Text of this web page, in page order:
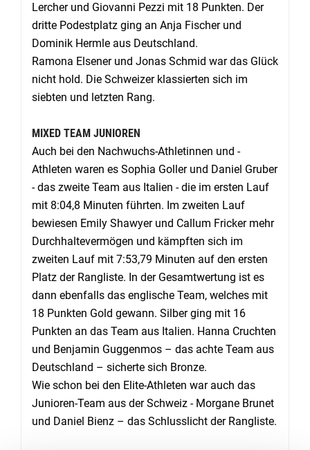
Lercher und Giovanni Pezzi mit 18 Punkten. Der
dritte Podestplatz ging an Anja Fischer und
Dominik Hermle aus Deutschland.
Ramona Elsener und Jonas Schmid war das Glück
nicht hold. Die Schweizer klassierten sich im
siebten und letzten Rang.
MIXED TEAM JUNIOREN
Auch bei den Nachwuchs-Athletinnen und -
Athleten waren es Sophia Goller und Daniel Gruber
- das zweite Team aus Italien - die im ersten Lauf
mit 8:04,8 Minuten führten. Im zweiten Lauf
bewiesen Emily Shawyer und Callum Fricker mehr
Durchhaltevermögen und kämpften sich im
zweiten Lauf mit 7:53,79 Minuten auf den ersten
Platz der Rangliste. In der Gesamtwertung ist es
dann ebenfalls das englische Team, welches mit
18 Punkten Gold gewann. Silber ging mit 16
Punkten an das Team aus Italien. Hanna Cruchten
und Benjamin Guggenmos – das achte Team aus
Deutschland – sicherte sich Bronze.
Wie schon bei den Elite-Athleten war auch das
Junioren-Team aus der Schweiz - Morgane Brunet
und Daniel Bienz – das Schlusslicht der Rangliste.